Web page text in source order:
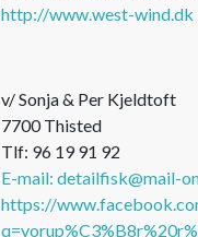
http://www.west-wind.dk
v/ Sonja & Per Kjeldtoft
7700 Thisted
Tlf: 96 19 91 92
E-mail: detailfisk@mail-
https://